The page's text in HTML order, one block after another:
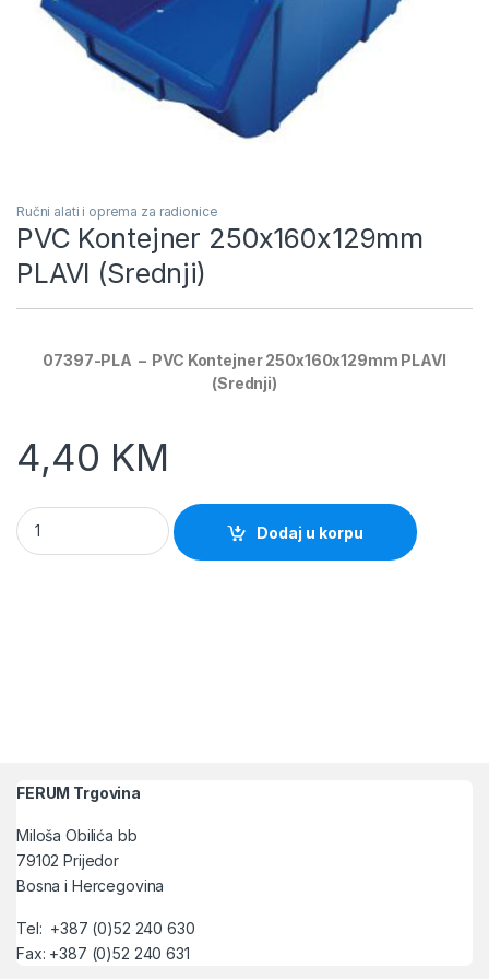
Ručni alati i oprema za radionice
PVC Kontejner 250x160x129mm
PLAVI (Srednji)
07397-PLA – PVC Kontejner 250x160x129mm PLAVI
(Srednji)
4,40 KM
PVC Kontejner 250x160x129mm PLAVI (Srednji) quantity
Dodaj u korpu
FERUM Trgovina
Miloša Obilića bb
79102 Prijedor
Bosna i Hercegovina
Tel: +387 (0)52 240 630
Fax: +387 (0)52 240 631